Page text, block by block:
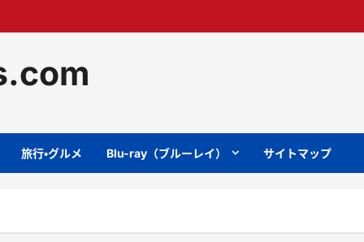
旅行・グルメ Blu-ray（ブルーレイ） サイトマップ